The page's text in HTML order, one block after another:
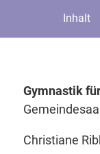
Inhalt
Gymnastik
Christiane